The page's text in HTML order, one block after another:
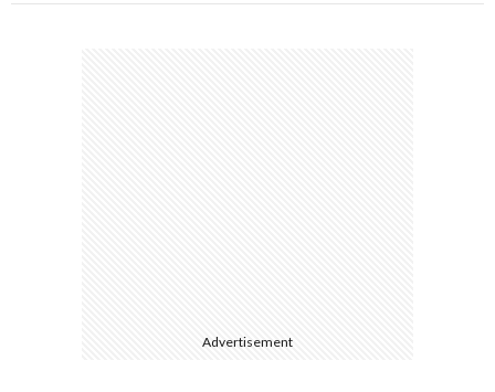
Advertisement